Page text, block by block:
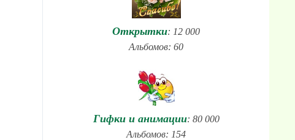
Открытки: 12 000
Альбомов: 60
Гифки и анимации: 80 000
Альбомов: 154